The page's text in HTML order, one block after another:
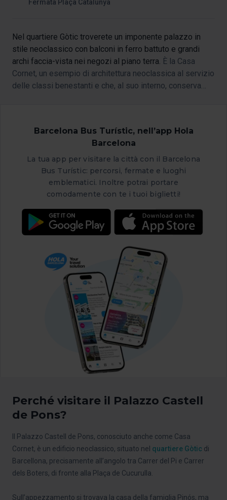
Fermata Plaça Catalunya
Nel quartiere Gòtic troverete un imponente palazzo in
stile neoclassico con balconi in ferro battuto e grandi
archi faccia-vista nei negozi al piano terra. È la Casa
Cornet, un esempio di architettura neoclassica al servizio
delle classi benestanti e che, al suo interno, conserva
Barcelona Bus Turístic, nell’app Hola
Barcelona
La tua app per visitare la città con il Barcelona
Bus Turístic: percorsi, fermate e luoghi
emblematici. Inoltre potrai portare
comodamente con te i tuoi biglietti!
Perché visitare il Palazzo Castell
de Pons?
Il Palazzo Castell de Pons, conosciuto anche come Casa
Cornet, è un edificio neoclassico, situato nel quartiere Gòtic di
Barcellona, precisamente all’angolo tra Carrer del Pi e Carrer
dels Boters, di fronte alla Plaça de Cucurulla.
Sull’appezzamento si trovava la casa della famiglia Pinós, ma